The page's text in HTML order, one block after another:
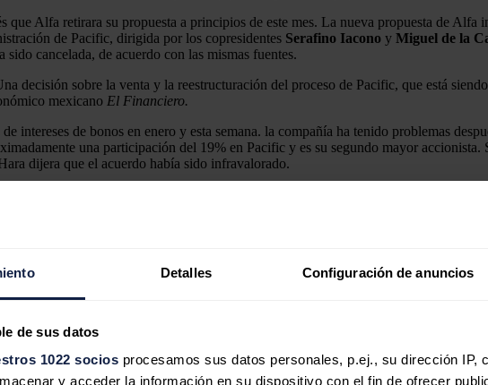
Detalles Configuración de anuncios
de sus datos
1022 socios procesamos sus datos personales, p.ej., su dirección IP,
y acceder la información en su dispositivo con el fin de ofrecer
que Alfa retirara su propuesta a principios de este mes. La nueva propuesta de
de Pacific, dirigida por los copresidentes Serafino Iacono y Miguel de la
cancelada, de acuerdo con las mismas fuentes.
decisión sobre la venta y la reestructuración del proceso de Pacific, que está
mexicano El Financiero.
intereses de bonos en enero y esta semana. la compañía ha tenido problemas
una participación del 19% en Pacific y es su segundo mayor
dijera que el acuerdo había sido infravalorado.
y ha contratado al abogado colombiano
alcanza el cierre financiero e inicia la